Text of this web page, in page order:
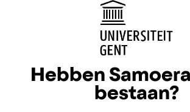
Hebben
bestaan?